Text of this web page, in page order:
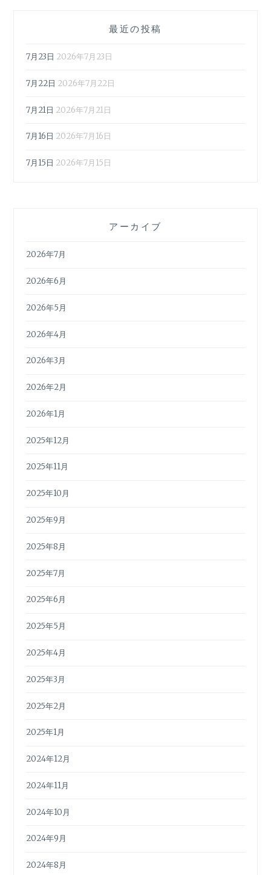
最近の投稿
7月23日 2026年7月23日
7月22日 2026年7月22日
7月21日 2026年7月21日
7月16日 2026年7月16日
7月15日 2026年7月15日
アーカイブ
2026年7月
2026年6月
2026年5月
2026年4月
2026年3月
2026年2月
2026年1月
2025年12月
2025年11月
2025年10月
2025年9月
2025年8月
2025年7月
2025年6月
2025年5月
2025年4月
2025年3月
2025年2月
2025年1月
2024年12月
2024年11月
2024年10月
2024年9月
2024年8月